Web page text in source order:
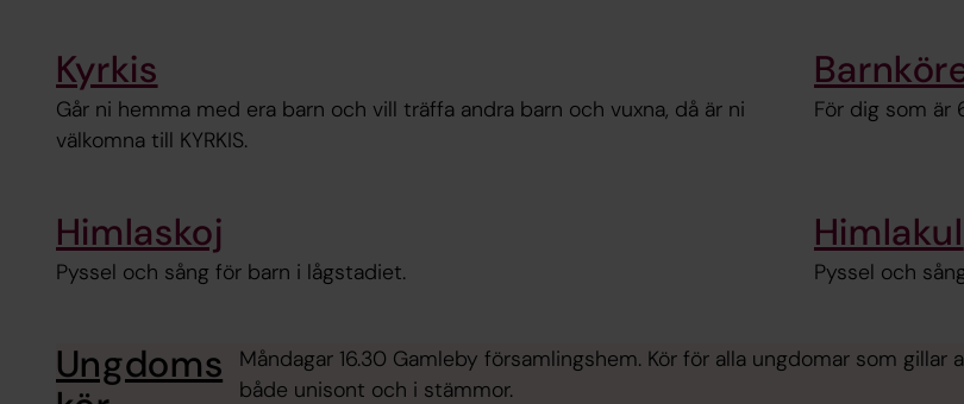
Kyrkis
Går ni hemma med era barn och vill träffa andra barn och vuxna, då är ni
välkomna till KYRKIS.
För dig som är
Himlaskoj
Pyssel och sång för barn i lågstadiet.
Himlakul
Pyssel och
Ungdoms
Måndagar 16.30 Gamleby församlingshem. Kör för alla ungdomar som
både unisont och i stämmor.